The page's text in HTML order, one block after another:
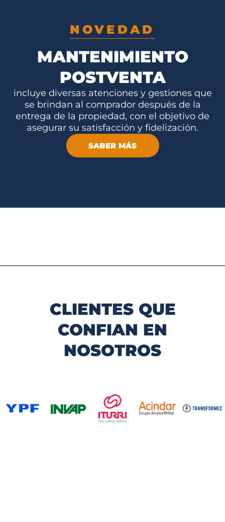
NOVEDAD
MANTENIMIENTO
POSTVENTA
incluye diversas atenciones y gestiones que
se brindan al comprador después de la
entrega de la propiedad, con el objetivo de
asegurar su satisfacción y fidelización.
SABER MÁS
CLIENTES QUE
CONFIAN EN
NOSOTROS